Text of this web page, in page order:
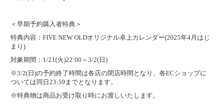
＜早期予約購入者特典＞
特典内容：FIVE NEW OLDオリジナル卓上カレンダー(2025年4月はじ
まり)
対象期間：1/21(火)22:00～3/2(日)
※3/2(日)の予約終了時間は各店の閉店時間となり、各ECショップに
ついては同日23:59までとなります。
※特典物は商品お受け取り時にお渡しいたします。